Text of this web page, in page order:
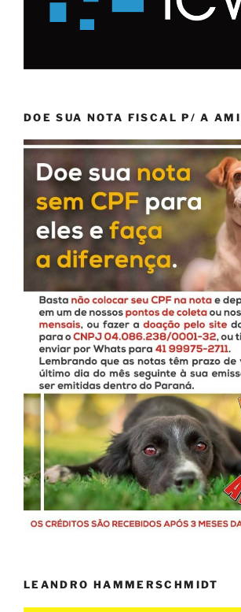
DOE SUA NOTA FISCAL P/ A
LEANDRO HAMMERSCHMIDT